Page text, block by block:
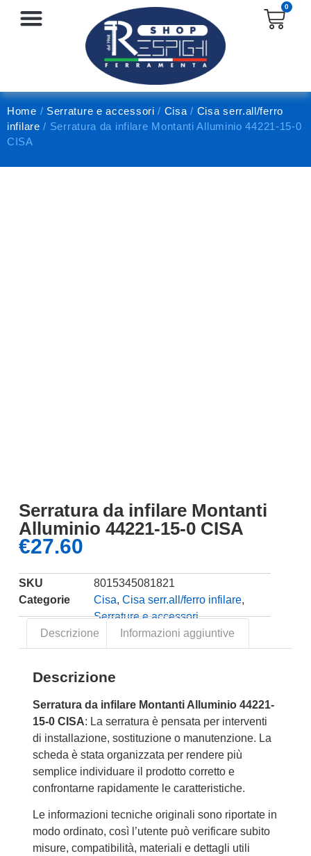
0
Home / Serrature e accessori / Cisa / Cisa serr.all/ferro
infilare / Serratura da infilare Montanti Alluminio 44221-15-0
CISA
Serratura da infilare Montanti
Alluminio 44221-15-0 CISA
€27.60
SKU
8015345081821
Categorie
Cisa, Cisa serr.all/ferro infilare,
Serrature e accessori
Descrizione
Informazioni aggiuntive
Descrizione
Serratura da infilare Montanti Alluminio 44221-
15-0 CISA: La serratura è pensata per interventi
di installazione, sostituzione o manutenzione. La
scheda è stata organizzata per rendere più
semplice individuare il prodotto corretto e
confrontarne rapidamente le caratteristiche.
Le informazioni tecniche originali sono riportate in
modo ordinato, così l’utente può verificare subito
misure, compatibilità, materiali e dettagli utili